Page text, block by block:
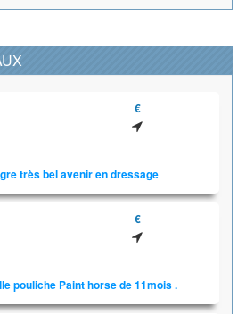
€
très bel avenir en dressage
€
pouliche Paint horse de 11mois .